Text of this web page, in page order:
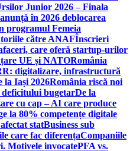
Junior 2026 – Finala
în 2026 deblocarea
programul Femeia
către ANAFÎnscrieri
care oferă startup-urilor
UE și NATORomânia
digitalizare, infrastructură
la Iași 2026România riscă noi
deficitului bugetarDe la
cu cap – AI care produce
la 80% competențe digitale
statBusiness sub
care fac diferențaCompaniile
Motivele invocatePFA vs.